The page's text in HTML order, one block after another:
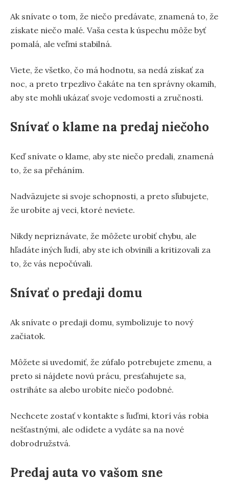
Ak snívate o tom, že niečo predávate, znamená to, že
získate niečo malé. Vaša cesta k úspechu môže byť
pomalá, ale veľmi stabilná.
Viete, že všetko, čo má hodnotu, sa nedá získať za
noc, a preto trpezlivo čakáte na ten správny okamih,
aby ste mohli ukázať svoje vedomosti a zručnosti.
Snívať o klame na predaj niečoho
Keď snívate o klame, aby ste niečo predali, znamená
to, že sa přeháním.
Nadväzujete si svoje schopnosti, a preto sľubujete,
že urobíte aj veci, ktoré neviete.
Nikdy nepriznávate, že môžete urobiť chybu, ale
hľadáte iných ľudí, aby ste ich obvinili a kritizovali za
to, že vás nepočúvali.
Snívať o predaji domu
Ak snívate o predaji domu, symbolizuje to nový
začiatok.
Môžete si uvedomiť, že zúfalo potrebujete zmenu, a
preto si nájdete novú prácu, presťahujete sa,
ostriháte sa alebo urobíte niečo podobné.
Nechcete zostať v kontakte s ľuďmi, ktorí vás robia
nešťastnými, ale odídete a vydáte sa na nové
dobrodružstvá.
Predaj auta vo vašom sne